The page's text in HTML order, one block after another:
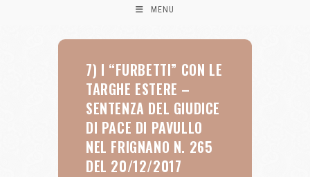
MENU
7) I “FURBETTI” CON LE
TARGHE ESTERE –
SENTENZA DEL GIUDICE
DI PACE DI PAVULLO
NEL FRIGNANO N. 265
DEL 20/12/2017